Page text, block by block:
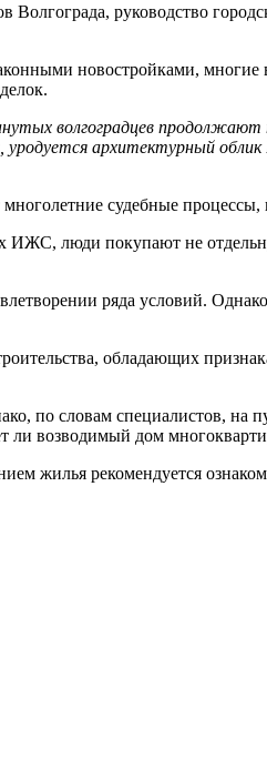
Волгограда, руководство
новостройками,
волгоградцев
архитектурный облик
судебные
ИЖС, люди покупают не
ряда условий.
обладающих
по словам специалистов,
ли возводимый дом
жилья рекомендуется